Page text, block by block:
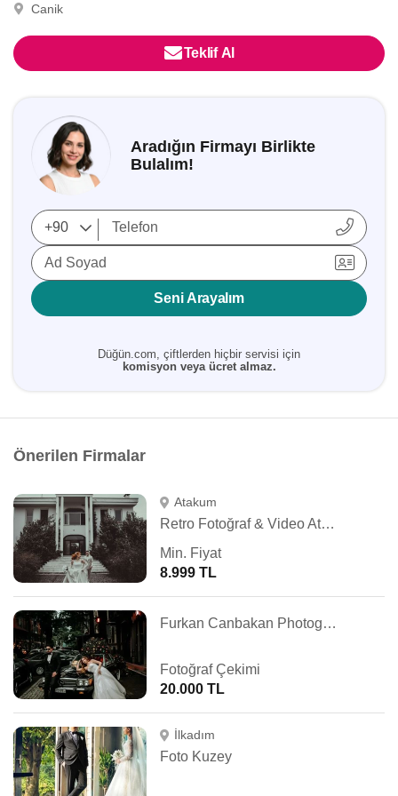
Canik
Teklif Al
Aradığın Firmayı Birlikte
Bulalım!
Ad Soyad
Seni Arayalım
Düğün.com, çiftlerden hiçbir servisi için
komisyon veya ücret almaz.
Önerilen Firmalar
Atakum
Retro Fotoğraf & Video Atölyesi
Min. Fiyat
8.999 TL
Furkan Canbakan Photography
Fotoğraf Çekimi
20.000 TL
İlkadım
Foto Kuzey